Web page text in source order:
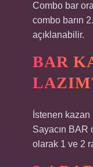
Combo bar
combo barın
açıklanabilir.
BAR
İstenen kazan
Sayacın BAR
olarak 1 ve 2